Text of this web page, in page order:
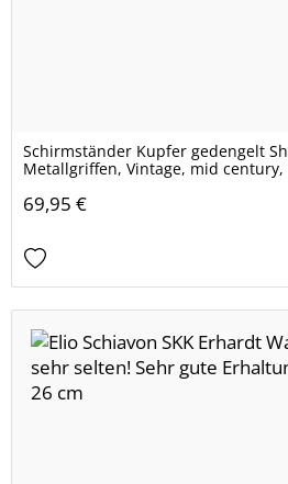
Schirmständer Kupfer gedengelt
Metallgriffen, Vintage, mid century,
69,95 €